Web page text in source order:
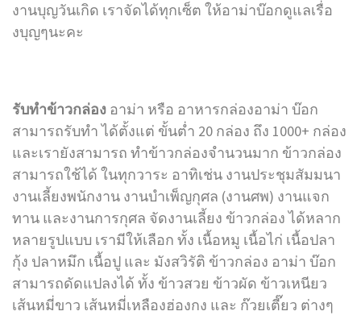
งานบุญวันเกิด เราจัดได้ทุกเซ็ต ให้อาม่าบ๊อกดูแลเรื่อ
งบุญๆนะคะ
รับทำข้าวกล่อง อาม่า หรือ อาหารกล่องอาม่า บ๊อก
สามารถรับทำ ได้ตั้งแต่ ขั้นต่ำ 20 กล่อง ถึง 1000+ กล่อง
และเรายังสามารถ ทำข้าวกล่องจำนวนมาก ข้าวกล่อง
สามารถใช้ได้ ในทุกวาระ อาทิเช่น งานประชุมสัมมนา
งานเลี้ยงพนักงาน งานบำเพ็ญกุศล (งานศพ) งานแจก
ทาน และงานการกุศล จัดงานเลี้ยง ข้าวกล่อง ได้หลาก
หลายรูปแบบ เรามีให้เลือก ทั้ง เนื้อหมู เนื้อไก่ เนื้อปลา
กุ้ง ปลาหมึก เนื้อปู และ มังสวิรัติ ข้าวกล่อง อาม่า บ๊อก
สามารถดัดแปลงได้ ทั้ง ข้าวสวย ข้าวผัด ข้าวเหนียว
เส้นหมี่ขาว เส้นหมี่เหลืองฮ่องกง และ ก๊วยเตี๊ยว ต่างๆ